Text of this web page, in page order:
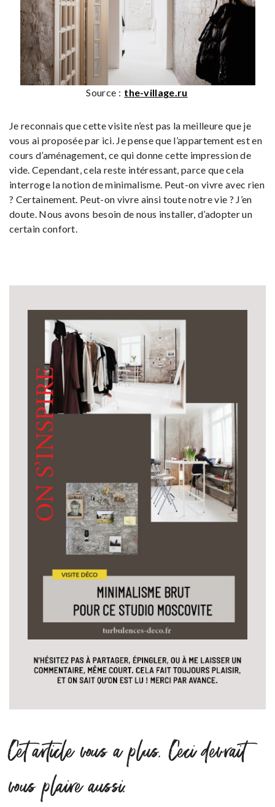
Source : the-village.ru
Je reconnais que cette visite n’est pas la meilleure que je
vous ai proposée par ici. Je pense que l’appartement est en
cours d’aménagement, ce qui donne cette impression de
vide. Cependant, cela reste intéressant, parce que cela
interroge la notion de minimalisme. Peut-on vivre avec rien
? Certainement. Peut-on vivre ainsi toute notre vie ? J’en
doute. Nous avons besoin de nous installer, d’adopter un
certain confort.
Cet article vous a plus. Ceci devrait
vous plaire aussi.